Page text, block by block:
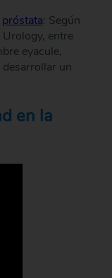
próstata: Según
entre
eyacule,
un
en la